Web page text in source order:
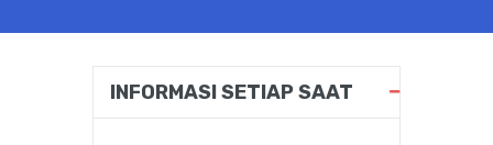
INFORMASI SETIAP SAAT